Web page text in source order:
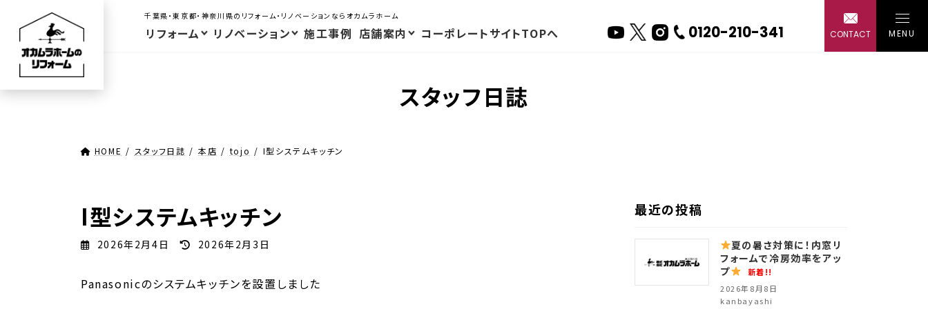
千葉県・東京都・神奈川県のリフォーム・リノベーションならオカムラホーム
リフォーム リノベーション 施工事例 店舗案内 コーポレートサイトTOPへ 0120-210-341 CONTACT MENU
スタッフ日誌
HOME スタッフ日誌 本店 tojo I型システムキッチン
I型システムキッチン
2026年2月4日
最
新
2026年2月3日
Panasonicのシステムキッチンを設置しました
最近の投稿
夏の暑さ対策に！内窓リ
フォームで冷房効率をアッ
プ
新着!!
2026年8月8日
kanbayashi